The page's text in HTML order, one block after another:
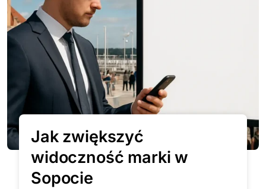
Jak zwiększyć
widoczność marki w
Sopocie